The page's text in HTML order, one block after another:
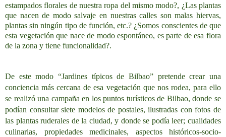
estampados florales de nuestra ropa del mismo modo?, ¿Las plantas
que nacen de modo salvaje en nuestras calles son malas hiervas,
plantas sin ningún tipo de función, etc.? ¿Somos conscientes de que
esta vegetación que nace de modo espontáneo, es parte de esa flora
de la zona y tiene funcionalidad?.
De este modo “Jardines típicos de Bilbao” pretende crear una
conciencia más cercana de esa vegetación que nos rodea, para ello
se realizó una campaña en los puntos turísticos de Bilbao, donde se
podían consultar siete modelos de postales, ilustradas con fotos de
las plantas ruderales de la ciudad, y donde se podía leer; cualidades
culinarias, propiedades medicinales, aspectos históricos-socio-